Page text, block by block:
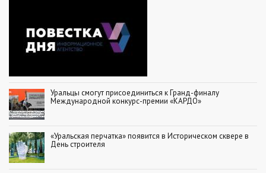
Уральцы смогут присоединиться к Гранд-финалу
Международной конкурс-премии «КАРДО»
«Уральская перчатка» появится в Историческом сквере в
День строителя